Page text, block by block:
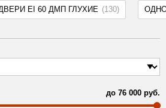
EI 60 ДМП ГЛУХИЕ (130)
до 76 000 руб.